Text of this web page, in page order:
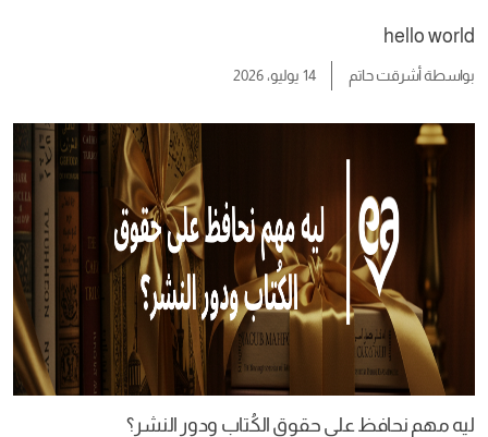
hello world
بواسطةأشرقت حاتم 14 يوليو، 2026
ليه مهم نحافظ على حقوق الكُتاب ودور النشر؟